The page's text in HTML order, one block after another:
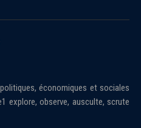
économiques et sociales
explore, observe, ausculte, scrute